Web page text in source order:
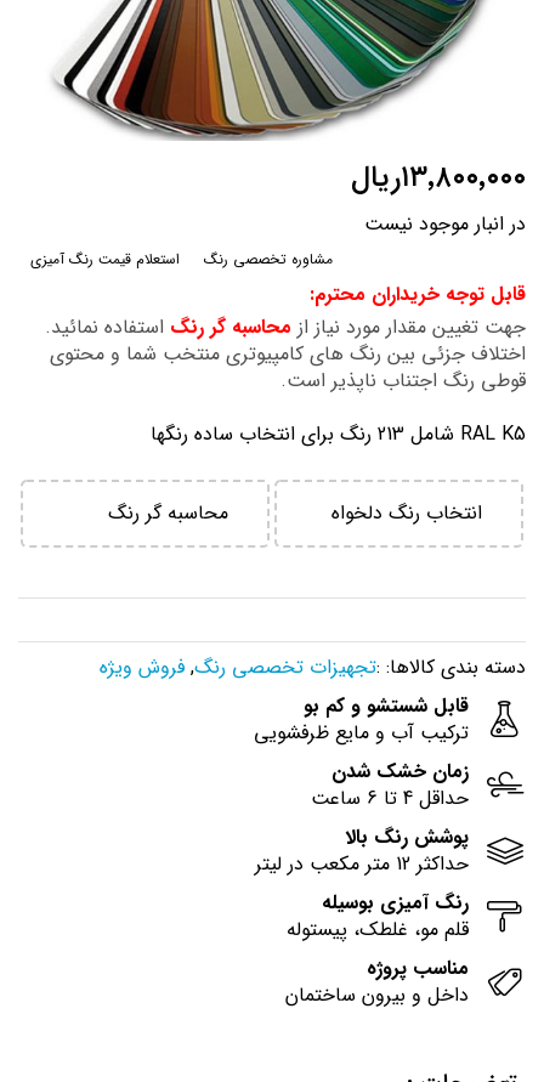
به
گالری
۱۳٬۸۰۰٬۰۰۰ریال
در انبار موجود نیست
استعلام قیمت رنگ آمیزی مشاوره تخصصی رنگ
قابل توجه خریداران محترم:
جهت تغیین مقدار مورد نیاز از محاسبه گر رنگ استفاده نمائید.
اختلاف جزئی بین رنگ های کامپیوتری منتخب شما و محتوی
قوطی رنگ اجتناب ناپذیر است.
RAL K5 شامل 213 رنگ برای انتخاب ساده رنگها
انتخاب رنگ دلخواه محاسبه گر رنگ
دسته بندی کالاها: :تجهیزات تخصصی رنگ, فروش ویژه
قابل شستشو و کم بو
ترکیب آب و مایع ظرفشویی
زمان خشک شدن
حداقل 4 تا 6 ساعت
پوشش رنگ بالا
حداکثر 12 متر مکعب در لیتر
رنگ آمیزی بوسیله
قلم مو، غلطک، پیستوله
مناسب پروژه
داخل و بیرون ساختمان